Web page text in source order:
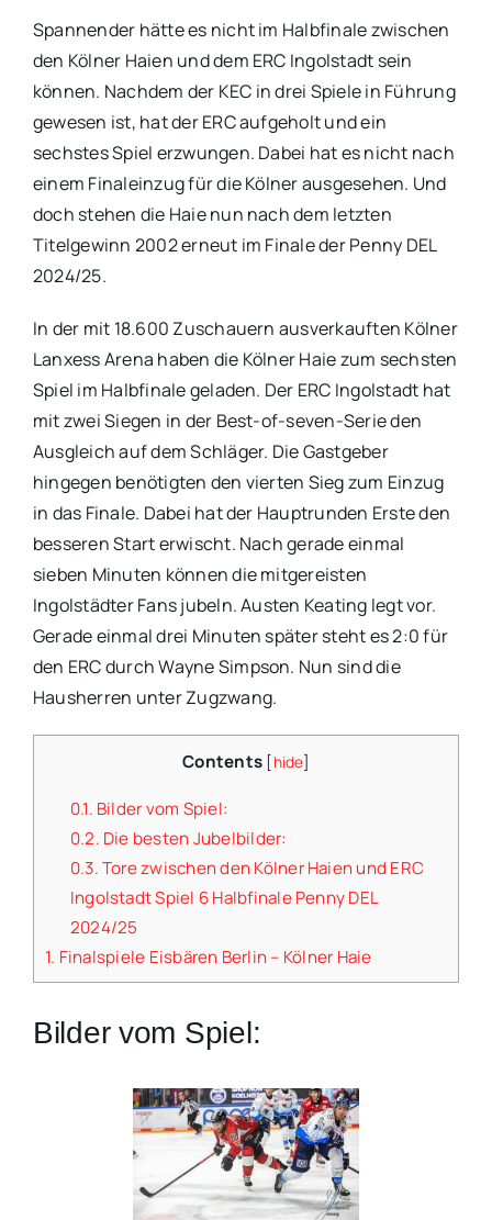
Spannender hätte es nicht im Halbfinale zwischen
den Kölner Haien und dem ERC Ingolstadt sein
können. Nachdem der KEC in drei Spiele in Führung
gewesen ist, hat der ERC aufgeholt und ein
sechstes Spiel erzwungen. Dabei hat es nicht nach
einem Finaleinzug für die Kölner ausgesehen. Und
doch stehen die Haie nun nach dem letzten
Titelgewinn 2002 erneut im Finale der Penny DEL
2024/25.
In der mit 18.600 Zuschauern ausverkauften Kölner
Lanxess Arena haben die Kölner Haie zum sechsten
Spiel im Halbfinale geladen. Der ERC Ingolstadt hat
mit zwei Siegen in der Best-of-seven-Serie den
Ausgleich auf dem Schläger. Die Gastgeber
hingegen benötigten den vierten Sieg zum Einzug
in das Finale. Dabei hat der Hauptrunden Erste den
besseren Start erwischt. Nach gerade einmal
sieben Minuten können die mitgereisten
Ingolstädter Fans jubeln. Austen Keating legt vor.
Gerade einmal drei Minuten später steht es 2:0 für
den ERC durch Wayne Simpson. Nun sind die
Hausherren unter Zugzwang.
Contents [hide]
0.1. Bilder vom Spiel:
0.2. Die besten Jubelbilder:
0.3.Tore zwischen den Kölner Haien und ERC
Ingolstadt Spiel 6 Halbfinale Penny DEL
2024/25
1. Finalspiele Eisbären Berlin – Kölner Haie
Bilder vom Spiel: